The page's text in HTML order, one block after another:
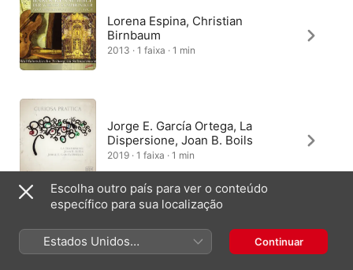
Lorena Espina, Christian
Birnbaum
2013 · 1 faixa · 1 min
Jorge E. García Ortega, La
Dispersione, Joan B. Boils
2019 · 1 faixa · 1 min
Escolha outro país para ver o conteúdo
específico para sua localização
Estados Unidos
(Português Brasil)
Continuar